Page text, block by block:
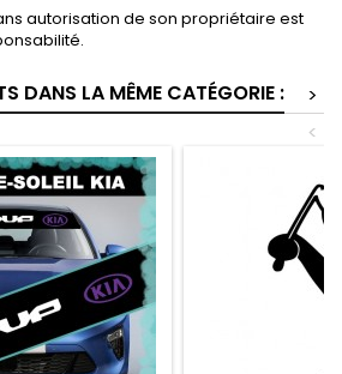
autorisation de son propriétaire est
DANS LA MÊME CATÉGORIE :
>
<